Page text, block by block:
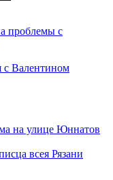
проблемы с
с Валентином
на улице Юннатов
всея Рязани